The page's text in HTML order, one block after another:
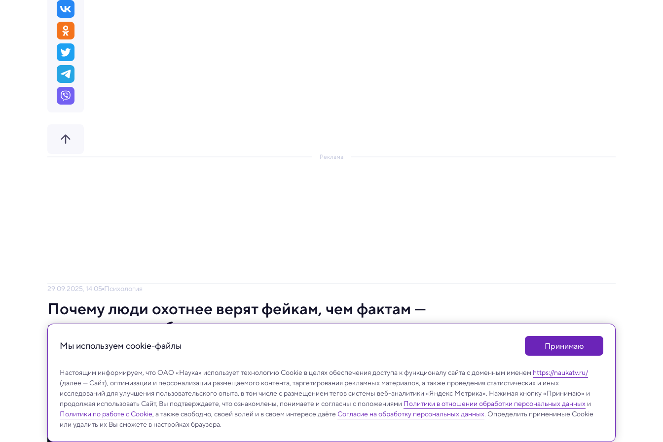
Реклама
29.09.2025, 14:05 Психология
Почему люди охотнее верят фейкам, чем фактам —
выводы масштабного исследования
Профессиональная журналистика, проверка фактов и критическое мышление аудитории — вот
Психология
Мы используем сookie-файлы Принимаю
Настоящим информируем, что ОАО «Наука» использует технологию Cookie в целях обеспечения доступа к функционалу сайта с доменным именем https://naukatv.ru/
(далее — Сайт), оптимизации и персонализации размещаемого контента, таргетирования рекламных материалов, а также проведения статистических и иных
исследований для улучшения пользовательского опыта, в том числе с размещением тегов системы веб-аналитики «Яндекс Метрика». Нажимая кнопку «Принимаю» и
продолжая использовать Сайт, Вы подтверждаете, что ознакомлены, понимаете и согласны с положениями Политики в отношении обработки персональных данных и
Политики по работе с Cookie, а также свободно, своей волей и в своем интересе даёте Согласие на обработку персональных данных. Определить применимые Cookie
или удалить их Вы сможете в настройках браузера.